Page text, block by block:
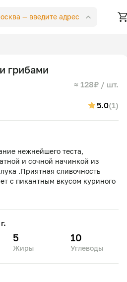
— введите адрес
грибами
≈ 128₽ / шт.
5.0(1)
нежнейшего теста,
и сочной начинкой из
.Приятная сливочность
с пикантным вкусом куриного
сахар, растительное масло,
5
Жиры
10
Углеводы